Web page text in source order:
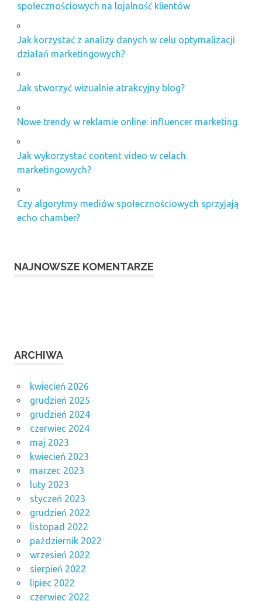
społecznościowych na lojalność klientów
Jak korzystać z analizy danych w celu optymalizacji
działań marketingowych?
Jak stworzyć wizualnie atrakcyjny blog?
Nowe trendy w reklamie online: influencer marketing
Jak wykorzystać content video w celach
marketingowych?
Czy algorytmy mediów społecznościowych sprzyjają
echo chamber?
NAJNOWSZE KOMENTARZE
ARCHIWA
kwiecień 2026
grudzień 2025
grudzień 2024
czerwiec 2024
maj 2023
kwiecień 2023
marzec 2023
luty 2023
styczeń 2023
grudzień 2022
listopad 2022
październik 2022
wrzesień 2022
sierpień 2022
lipiec 2022
czerwiec 2022